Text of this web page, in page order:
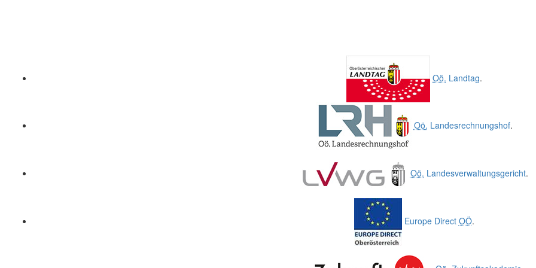
Oö. Landtag.
Oö. Landesrechnungshof.
Oö. Landesverwaltungsgericht.
Europe Direct OÖ.